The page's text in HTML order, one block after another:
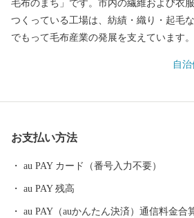
毛布のまち」です。市内の繊維および衣
つくっている工場は、紡績・織り・起毛
でもって毛布産業の発展を支えています
ていました。交通の要として人の往来も
市、南部は大津川を境として泉北郡忠岡
北部は大阪湾に面し、はるかに六甲山、
自
お支払い方法
au PAY カード（番号入力不要）
au PAY 残高
au PAY（auかんたん決済）通信料金合